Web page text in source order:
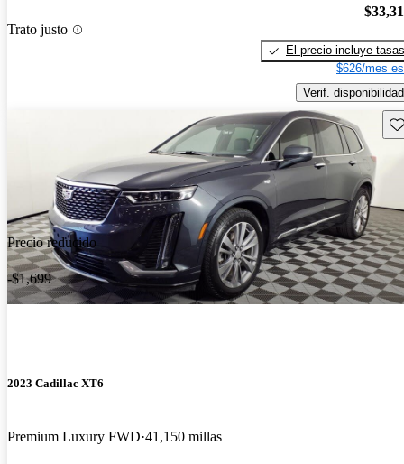
Trato justo
El precio incluye tasas
$626/mes
Verif. disponibilidad
Precio reducido
-$1,699
2023 Cadillac XT6
Premium Luxury FWD 41,150 millas